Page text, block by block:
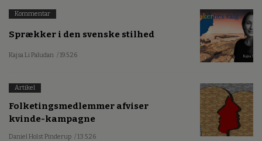
Kommentar
Sprækker i den svenske stilhed
Kajsa Li Paludan / 19.5.26
Artikel
Folketingsmedlemmer afviser
kvinde-kampagne
Daniel Holst Pinderup / 13.5.26